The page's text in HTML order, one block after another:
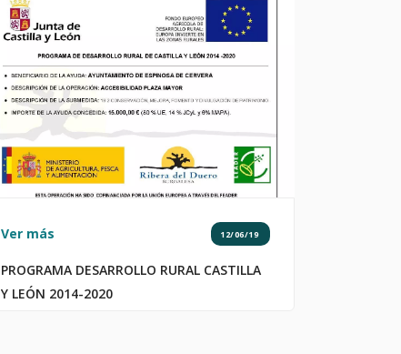
Ver más 12/06/19
PROGRAMA DESARROLLO RURAL CASTILLA
Y LEÓN 2014-2020